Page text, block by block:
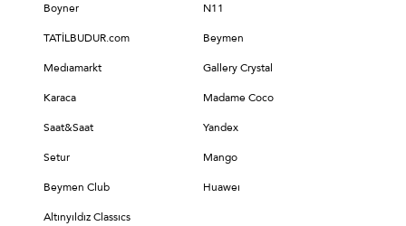
Boyner N11
TATİLBUDUR.com Beymen
Medıamarkt Gallery Crystal
Karaca Madame Coco
Saat&Saat Yandex
Setur Mango
Beymen Club Huaweı
Altınyıldız Classıcs